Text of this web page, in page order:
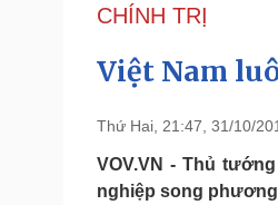
Chính trị
Tổ chức nhân sự
Quốc hội
Pháp luật
CHÍNH TRỊ
Việt Nam
Thứ Hai, 21:47, 31/10/
VOV.VN - Thủ
nghiệp song